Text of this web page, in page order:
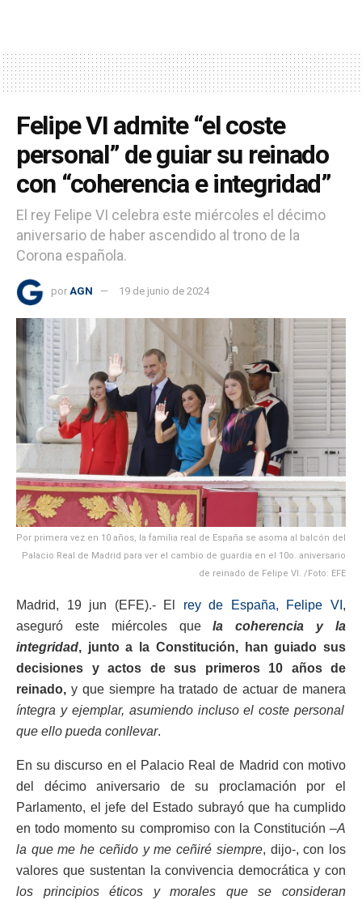
Felipe VI admite “el coste
personal” de guiar su reinado
con “coherencia e integridad”
El rey Felipe VI celebra este miércoles el décimo
aniversario de haber ascendido al trono de la
Corona española.
por AGN 19 de junio de 2024
Por primera vez en 10 años, la familia real de España se asoma al balcón del
Palacio Real de Madrid para ver el cambio de guardia en el 10o. aniversario
de reinado de Felipe VI. /Foto: EFE
Madrid, 19 jun (EFE).- El rey de España, Felipe VI ,
aseguró este miércoles quela coherencia y la
integridad, junto a la Constitución, han guiado sus
decisiones y actos de sus primeros 10 años de
reinado, y que siempre ha tratado de actuar de manera
íntegra y ejemplar, asumiendo incluso el coste personal
que ello pueda conllevar.
En su discurso en el Palacio Real de Madrid con motivo
del décimo aniversario de su proclamación por el
Parlamento, el jefe del Estado subrayó que ha cumplido
en todo momento su compromiso con la Constitución –A
la que me he ceñido y me ceñiré siempre, dijo-, con los
valores que sustentan la convivencia democrática y con
los principios éticos y morales que se consideran